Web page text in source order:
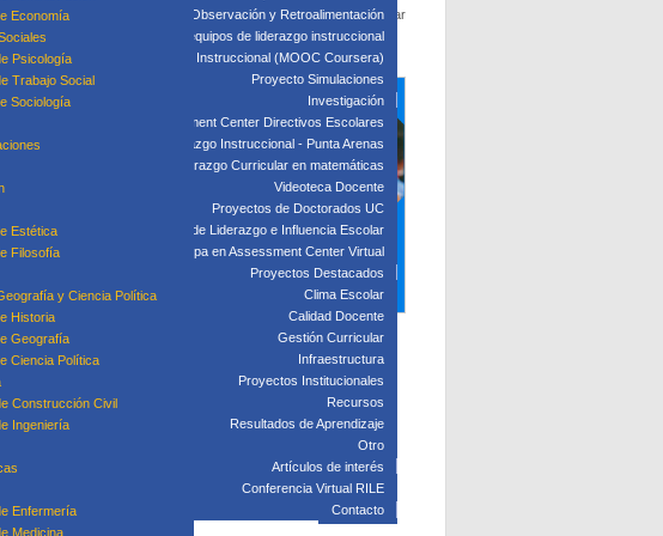
Economía
Psicología
Trabajo Social
Sociología
Estética
Filosofía
y Ciencia Política
Historia
Geografía
Ciencia Política
Construcción Civil
Ingeniería
Enfermería
Medicina
Para la Mejora Pedagógica: Observación y Retroalimentación
Taller: Prácticas clave para equipos de liderazgo instruccional
Curso: Liderazgo Instruccional (MOOC Coursera)
Proyecto Simulaciones
Investigación
Assessment Center Directivos Escolares
Equipos de Liderazgo Instruccional - Punta Arenas
Liderazgo Curricular en matemáticas
Videoteca Docente
Proyectos de Doctorados UC
Laboratorio de Liderazgo e Influencia Escolar
Participa en Assessment Center Virtual
Proyectos Destacados
Clima Escolar
Calidad Docente
Gestión Curricular
Infraestructura
Proyectos Institucionales
Recursos
Resultados de Aprendizaje
Otro
Artículos de interés
Conferencia Virtual RILE
Contacto
que permitan potenciar habilidades específicas y perfeccionar
E-Learning